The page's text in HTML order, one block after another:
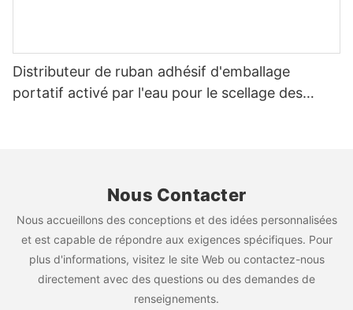
Distributeur de ruban adhésif d'emballage
portatif activé par l'eau pour le scellage des
Nous Contacter
Nous accueillons des conceptions et des idées personnalisées
et est capable de répondre aux exigences spécifiques. Pour
plus d'informations, visitez le site Web ou contactez-nous
directement avec des questions ou des demandes de
renseignements.